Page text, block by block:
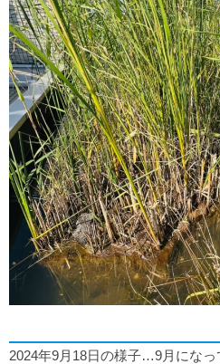
2024年9月18日の様子…9月にな